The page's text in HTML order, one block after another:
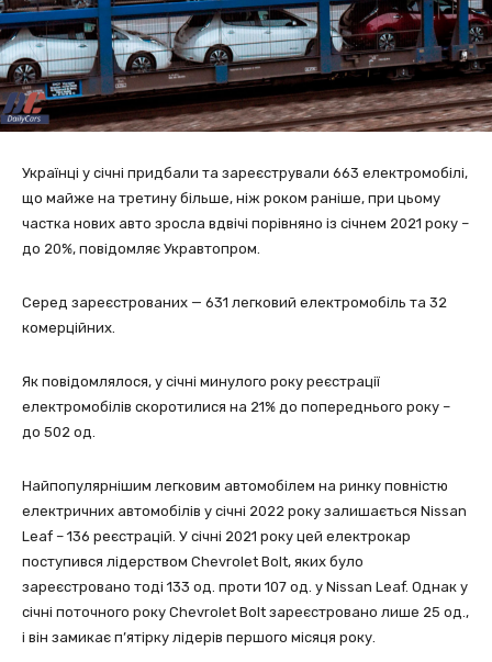
Українці у січні придбали та зареєстрували 663 електромобілі,
що майже на третину більше, ніж роком раніше, при цьому
частка нових авто зросла вдвічі порівняно із січнем 2021 року –
до 20%, повідомляє Укравтопром.
Серед зареєстрованих — 631 легковий електромобіль та 32
комерційних.
Як повідомлялося, у січні минулого року реєстрації
електромобілів скоротилися на 21% до попереднього року –
до 502 од.
Найпопулярнішим легковим автомобілем на ринку повністю
електричних автомобілів у січні 2022 року залишається Nissan
Leaf – 136 реєстрацій. У січні 2021 року цей електрокар
поступився лідерством Chevrolet Bolt, яких було
зареєстровано тоді 133 од. проти 107 од. у Nissan Leaf. Однак у
січні поточного року Chevrolet Bolt зареєстровано лише 25 од.,
і він замикає п’ятірку лідерів першого місяця року.